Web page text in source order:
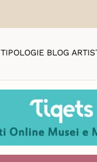
TIPOLOGIE BLOG